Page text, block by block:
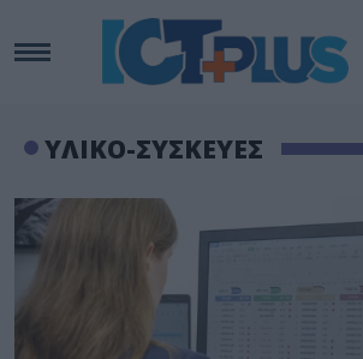
ΥΛΙΚΟ-ΣΥΣΚΕΥΕΣ